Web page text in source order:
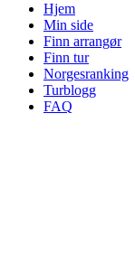
Hjem
Min side
Finn arrangør
Finn tur
Norgesranking
Turblogg
FAQ